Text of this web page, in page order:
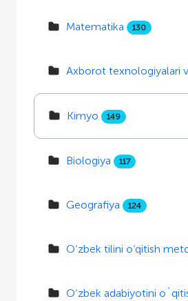
Matematika 130
Axborot texnologiyalari
Kimyo 149
Biologiya 117
Geografiya 124
O‘zbek tilini o‘qitish
O‘zbek adabiyotini